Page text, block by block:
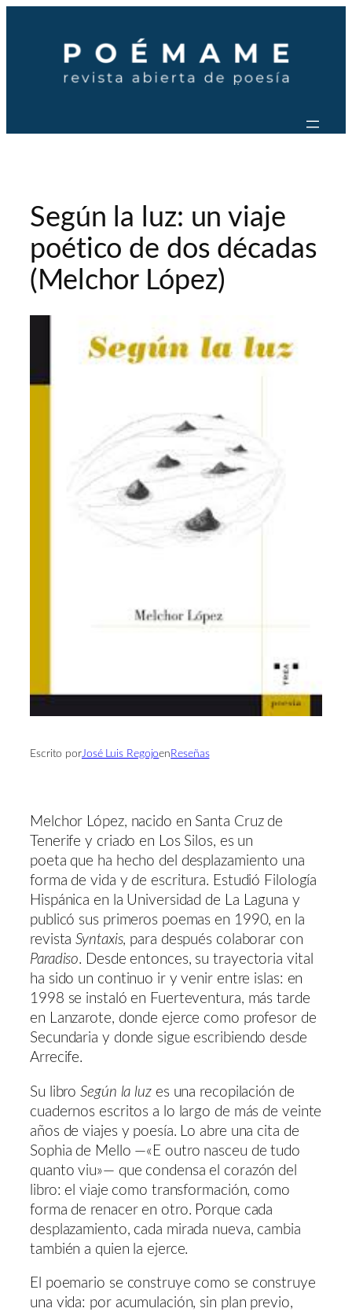
contenido
Según la luz: un viaje
poético de dos décadas
(Melchor López)
Escrito porJosé Luis Regojoen Reseñas
Melchor López, nacido en Santa Cruz de
Tenerife y criado en Los Silos, es un
poeta que ha hecho del desplazamiento una
forma de vida y de escritura. Estudió Filología
Hispánica en la Universidad de La Laguna y
publicó sus primeros poemas en 1990, en la
revistaSyntaxis, para después colaborar con
Paradiso. Desde entonces, su trayectoria vital
ha sido un continuo ir y venir entre islas: en
1998 se instaló en Fuerteventura, más tarde
en Lanzarote, donde ejerce como profesor de
Secundaria y donde sigue escribiendo desde
Arrecife.
Su libroSegún la luzes una recopilación de
cuadernos escritos a lo largo de más de veinte
años de viajes y poesía. Lo abre una cita de
Sophia de Mello —«E outro nasceu de tudo
quanto viu»— que condensa el corazón del
libro: el viaje como transformación, como
forma de renacer en otro. Porque cada
desplazamiento, cada mirada nueva, cambia
también a quien la ejerce.
El poemario se construye como se construye
una vida: por acumulación, sin plan previo,